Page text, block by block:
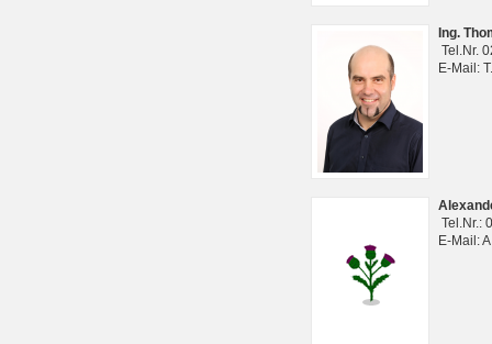
Ing.
Tel.Nr.
E-Mail:
Tel.Nr.:
E-Mail: